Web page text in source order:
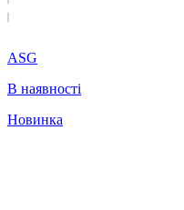
ASG
В наявності
Новинка